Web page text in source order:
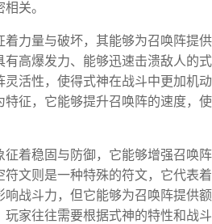
关。
着力量与破坏，其能够为召唤阵提
有高爆发力、能够迅速击溃敌人的
灵活性，使得式神在战斗中更加机
特征，它能够提升召唤阵的速度，
征着稳固与防御，它能够增强召唤
符文则是一种特殊的符文，它代表
响战斗力，但它能够为召唤阵提供
玩家往往需要根据式神的特性和战